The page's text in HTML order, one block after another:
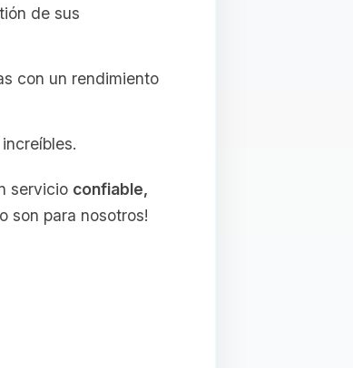
de sus
con un rendimiento
servicio confiable,
son para nosotros!